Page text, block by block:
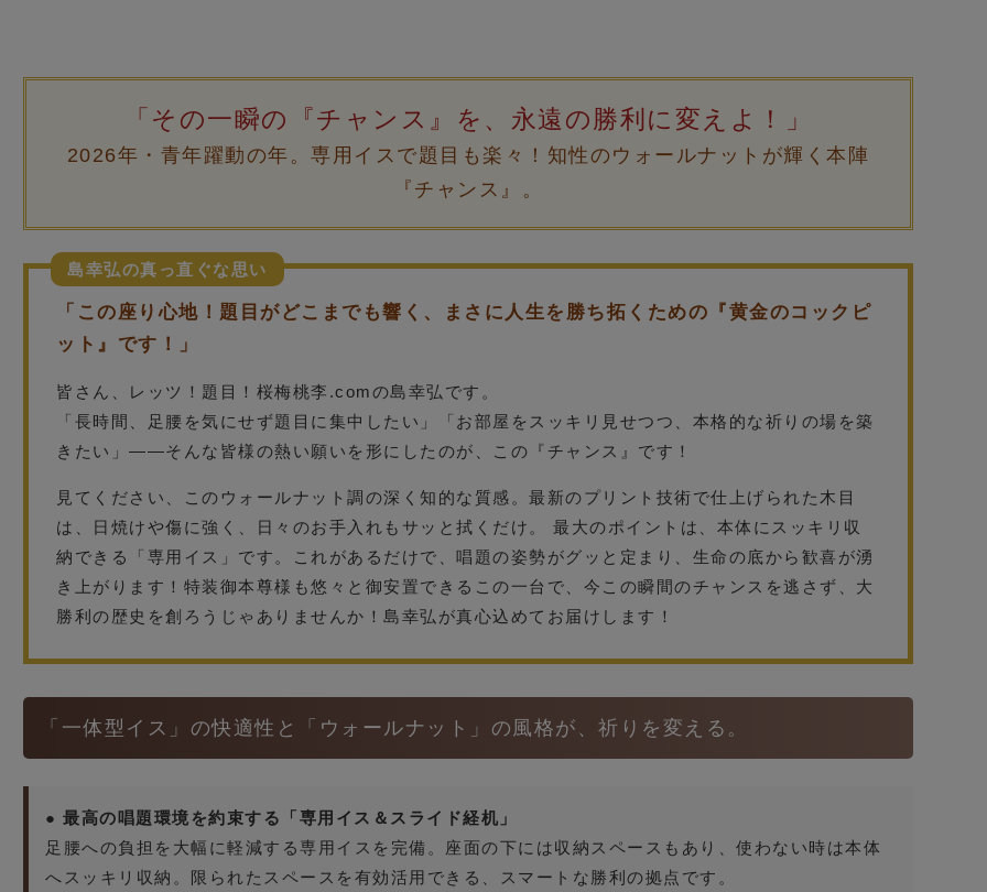
「その一瞬の『チャンス』を、永遠の勝利に変えよ！」
2026年・青年躍動の年。専用イスで題目も楽々！知性のウォールナットが輝く本陣
『チャンス』。
島幸弘の真っ直ぐな思い
「この座り心地！題目がどこまでも響く、まさに人生を勝ち拓くための『黄金のコックピ
ット』です！」
皆さん、レッツ！題目！桜梅桃李.comの島幸弘です。
「長時間、足腰を気にせず題目に集中したい」「お部屋をスッキリ見せつつ、本格的な祈りの場を築
きたい」——そんな皆様の熱い願いを形にしたのが、この『チャンス』です！
見てください、このウォールナット調の深く知的な質感。最新のプリント技術で仕上げられた木目
は、日焼けや傷に強く、日々のお手入れもサッと拭くだけ。 最大のポイントは、本体にスッキリ収
納できる「専用イス」です。これがあるだけで、唱題の姿勢がグッと定まり、生命の底から歓喜が湧
き上がります！特装御本尊様も悠々と御安置できるこの一台で、今この瞬間のチャンスを逃さず、大
勝利の歴史を創ろうじゃありませんか！島幸弘が真心込めてお届けします！
「一体型イス」の快適性と「ウォールナット」の風格が、祈りを変える。
● 最高の唱題環境を約束する「専用イス＆スライド経机」
足腰への負担を大幅に軽減する専用イスを完備。座面の下には収納スペースもあり、使わない時は本体
へスッキリ収納。限られたスペースを有効活用できる、スマートな勝利の拠点です。